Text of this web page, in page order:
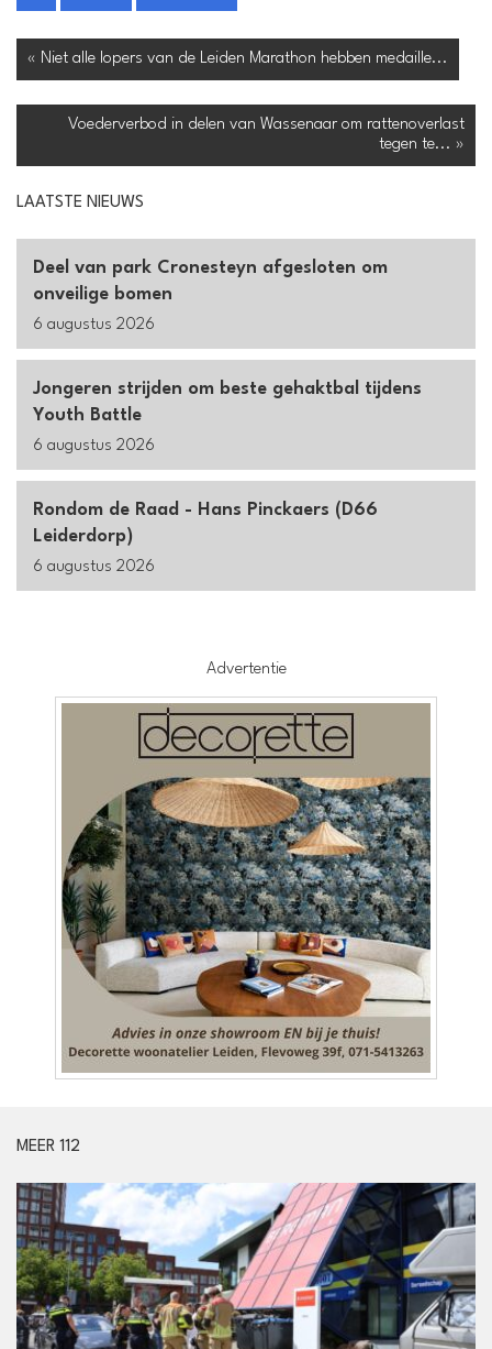
« Niet alle lopers van de Leiden Marathon hebben medaille...
Voederverbod in delen van Wassenaar om rattenoverlast
tegen te... »
LAATSTE NIEUWS
Deel van park Cronesteyn afgesloten om
onveilige bomen
6 augustus 2026
Jongeren strijden om beste gehaktbal tijdens
Youth Battle
6 augustus 2026
Rondom de Raad - Hans Pinckaers (D66
Leiderdorp)
6 augustus 2026
Advertentie
MEER 112